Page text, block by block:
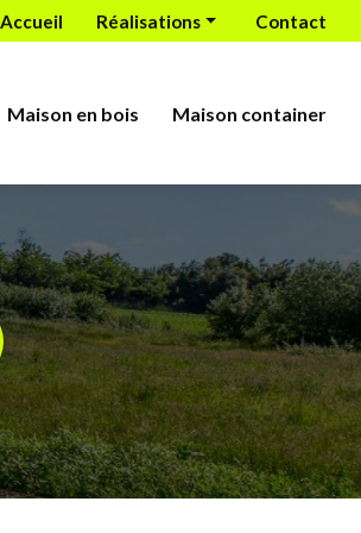
Accueil
Réalisations
Maison individuelle
Maison container
Contact
Maison en bois Maison container